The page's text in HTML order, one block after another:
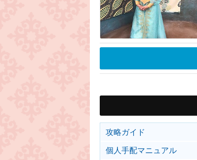
攻略ガイド
個人手配マニュアル